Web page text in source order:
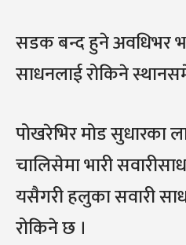
सडक बन्द हुने अवधिभर
साधनलाई रोकिने
पोखरेभिर मोड सुधारका
चालिसेमा भारी
यसैगरी हलुका सवारी
रोकिने छ ।